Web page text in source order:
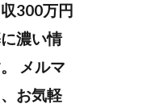
300万円
濃い情
メルマ
お気軽